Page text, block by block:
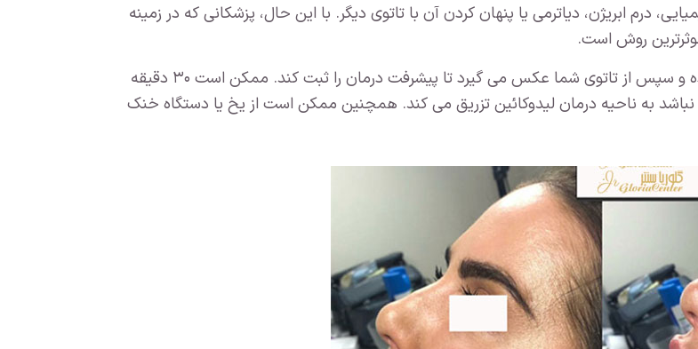
درم ابریژن، دیاترمی یا پنهان کردن آن با تاتوی دیگر. با این حال، پزشکانی که در زمینه
روش است.
اگر شما لیزر را انتخاب کنید، پزشک ابتدا ناحیه درمان را تمیز کرده و سپس از تاتوی شما عکس می گیرد تا پیشرفت درمان را ثبت کند. ممکن است ۳۰ دقیقه
نباشد به ناحیه درمان لیدوکائین تزریق می کند. همچنین ممکن است از یخ یا دستگاه خنک